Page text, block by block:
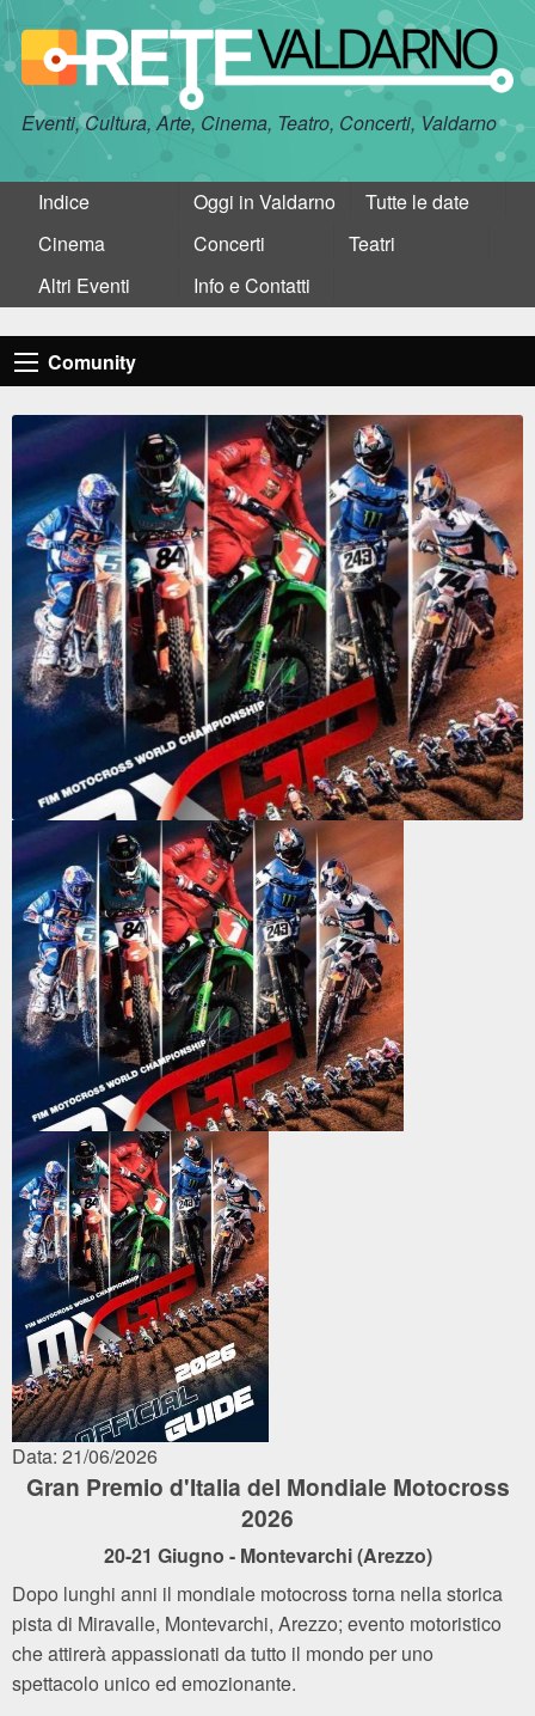
Eventi, Cultura, Arte, Cinema, Teatro, Concerti, Valdarno
Indice Oggi in Valdarno
Tutte le date
Cinema
Concerti
Teatri
Altri Eventi
Info e Contatti
Comunity
Data: 21/06/2026
Gran Premio d'Italia del Mondiale Motocross
2026
20-21 Giugno - Montevarchi (Arezzo)
Dopo lunghi anni il mondiale motocross torna nella storica
pista di Miravalle, Montevarchi, Arezzo; evento motoristico
che attirerà appassionati da tutto il mondo per uno
spettacolo unico ed emozionante.